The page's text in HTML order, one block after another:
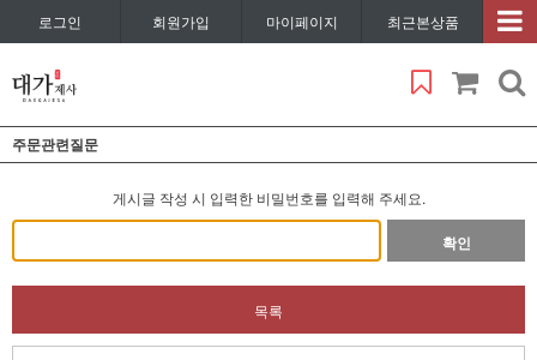
로그인 회원가입 마이페이지 최근본상품
주문관련질문
게시글 작성 시 입력한 비밀번호를 입력해 주세요.
확인
목록